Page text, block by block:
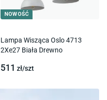
NOWOŚĆ
Lampa Wisząca Oslo 4713
2Xe27 Biała Drewno
511 zł/szt